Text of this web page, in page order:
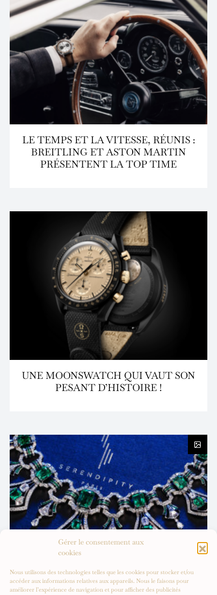
Gérer le consentement aux
cookies
Nous utilisons des technologies telles que les cookies pour stocker et/ou
accéder aux informations relatives aux appareils. Nous le faisons pour
améliorer l’expérience de navigation et pour afficher des publicités
LE TEMPS ET LA VITESSE, RÉUNIS :
BREITLING ET ASTON MARTIN
PRÉSENTENT LA TOP TIME
UNE MOONSWATCH QUI VAUT SON
PESANT D’HISTOIRE !